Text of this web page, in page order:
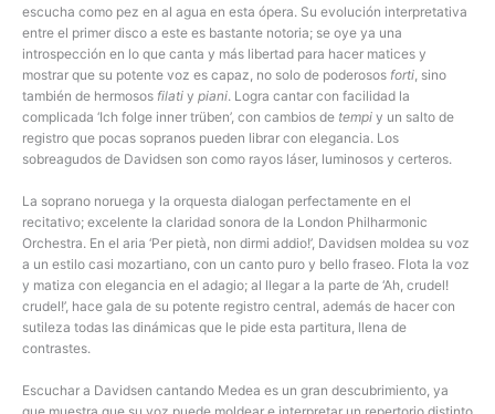
escucha como pez en al agua en esta ópera. Su evolución interpretativa
entre el primer disco a este es bastante notoria; se oye ya una
introspección en lo que canta y más libertad para hacer matices y
mostrar que su potente voz es capaz, no solo de poderosos forti , sino
también de hermosos filati y piani. Logra cantar con facilidad la
complicada ‘Ich folge inner trüben’, con cambios de tempi y un salto de
registro que pocas sopranos pueden librar con elegancia. Los
sobreagudos de Davidsen son como rayos láser, luminosos y certeros.
La soprano noruega y la orquesta dialogan perfectamente en el
recitativo; excelente la claridad sonora de la London Philharmonic
Orchestra. En el aria ‘Per pietà, non dirmi addio!’, Davidsen moldea su voz
a un estilo casi mozartiano, con un canto puro y bello fraseo. Flota la voz
y matiza con elegancia en el adagio; al llegar a la parte de ‘Ah, crudel!
crudel!’, hace gala de su potente registro central, además de hacer con
sutileza todas las dinámicas que le pide esta partitura, llena de
contrastes.
Escuchar a Davidsen cantando Medea es un gran descubrimiento, ya